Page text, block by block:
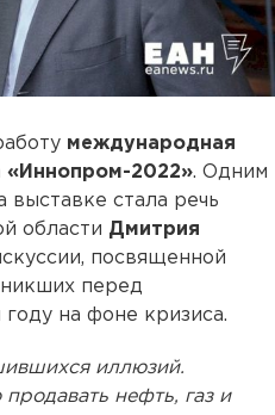
международная
«Иннопром-2022». Одним
выставке стала речь
области Дмитрия
посвященной
перед
на фоне кризиса.
иллюзий.
нефть, газ и